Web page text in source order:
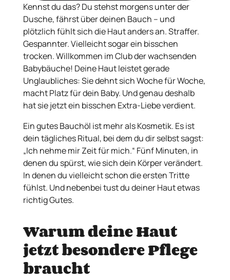
Kennst du das? Du stehst morgens unter der
Dusche, fährst über deinen Bauch – und
plötzlich fühlt sich die Haut anders an. Straffer.
Gespannter. Vielleicht sogar ein bisschen
trocken. Willkommen im Club der wachsenden
Babybäuche! Deine Haut leistet gerade
Unglaubliches: Sie dehnt sich Woche für Woche,
macht Platz für dein Baby. Und genau deshalb
hat sie jetzt ein bisschen Extra-Liebe verdient.
Ein gutes Bauchöl ist mehr als Kosmetik. Es ist
dein tägliches Ritual, bei dem du dir selbst sagst:
„Ich nehme mir Zeit für mich.“ Fünf Minuten, in
denen du spürst, wie sich dein Körper verändert.
In denen du vielleicht schon die ersten Tritte
fühlst. Und nebenbei tust du deiner Haut etwas
richtig Gutes.
Warum deine Haut
jetzt besondere Pflege
braucht